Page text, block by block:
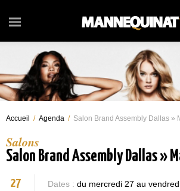
Accueil / Agenda / Salon Brand Assembly Dallas »
Salons
Salon Brand Assembly Dallas »
27
Dates : du mercredi 27 au